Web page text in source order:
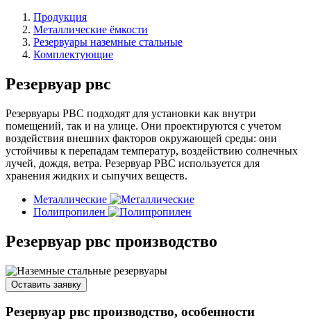
Продукция
Металлические ёмкости
Резервуары наземные стальные
Комплектующие
Резервуар рвс
Резервуары РВС подходят для установки как внутри
помещений, так и на улице. Они проектируются с учетом
воздействия внешних факторов окружающей среды: они
устойчивы к перепадам температур, воздействию солнечных
лучей, дождя, ветра. Резервуар РВС используется для
хранения жидких и сыпучих веществ.
Металлические
Полипропилен
Резервуар рвс производство
Оставить заявку
Резервуар рвс производство, особенности